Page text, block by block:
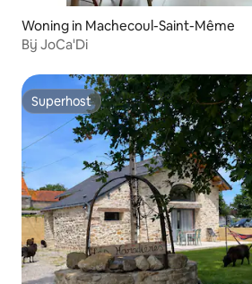
Woning in Machecoul-Saint-Même
Bij JoCa'Di
Superhost
Superhost